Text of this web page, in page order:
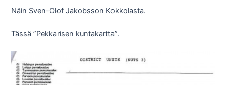
Näin Sven-Olof Jakobsson Kokkolasta.
Tässä ”Pekkarisen kuntakartta”.